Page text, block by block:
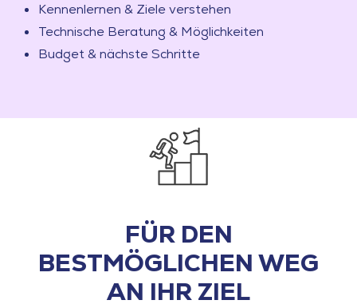
Kennenlernen & Ziele verstehen
Technische Beratung & Möglichkeiten
Budget & nächste Schritte
FÜR DEN
BESTMÖGLICHEN WEG
AN IHR ZIEL